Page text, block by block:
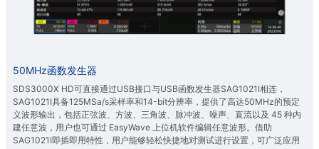
50MHz函数发生器
SDS3000X HD可直接通过USB接口与USB函数发生器SAG1021I相连，
SAG1021I具备125MSa/s采样率和14-bit分辨率，提供了高达50MHz的预定
义波形输出，包括正弦波、方波、三角波、脉冲波、噪声、直流以及 45 种内
建任意波，用户也可通过 EasyWave 上位机软件编辑任意波形。借助
SAG1021I即插即用特性，用户能够轻松快捷地对测试进行设置，可广泛应用